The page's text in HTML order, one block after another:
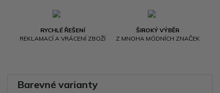
RYCHLÉ ŘEŠENÍ
REKLAMACÍ A VRÁCENÍ ZBOŽÍ
ŠIROKÝ VÝBĚR
Z MNOHA MÓDNÍCH ZNAČEK
Barevné varianty